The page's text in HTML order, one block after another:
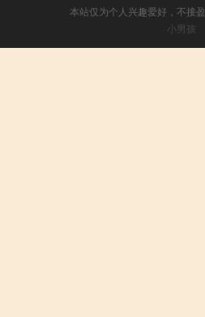
本站仅为个人兴趣爱好，不接
小男孩